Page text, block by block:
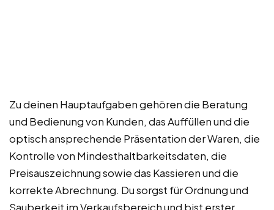
Zu deinen Hauptaufgaben gehören die Beratung
und Bedienung von Kunden, das Auffüllen und die
optisch ansprechende Präsentation der Waren, die
Kontrolle von Mindesthaltbarkeitsdaten, die
Preisauszeichnung sowie das Kassieren und die
korrekte Abrechnung. Du sorgst für Ordnung und
Sauberkeit im Verkaufsbereich und bist erster